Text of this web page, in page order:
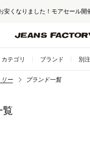
安くなりました！モアセール開
カテゴリ ブランド 別
リー ブランド一覧
覧